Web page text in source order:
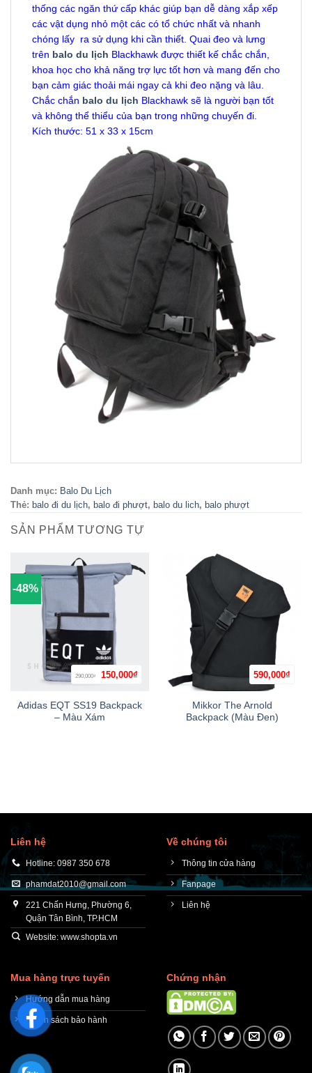
thống các ngăn thứ cấp khác giúp bạn dễ dàng xắp xếp
các vật dụng nhỏ một các có tổ chức nhất và nhanh
chóng lấy ra sử dụng khi cần thiết. Quai đeo và lưng
trên balo du lịch Blackhawk được thiết kế chắc chắn,
khoa học cho khả năng trợ lực tốt hơn và mang đến cho
bạn cảm giác thoải mái ngay cả khi đeo nặng và lâu.
Chắc chắn balo du lịch Blackhawk sẽ là người bạn tốt
và không thể thiểu của bạn trong những chuyến đi.
Kích thước: 51 x 33 x 15cm
Danh mục: Balo Du Lịch
Thẻ: balo đi du lịch, balo đi phượt, balo du lich, balo phượt
SẢN PHẨM TƯƠNG TỰ
-48%
290,000₫
Giá
290,000₫.
150,000₫
là:
150,000₫.
Adidas EQT SS19 Backpack
– Màu Xám
590,000₫
Mikkor The Arnold
Backpack (Màu Đen)
Liên hệ
Hotline: 0987 350 678
phamdat2010@gmail.com
221 Chấn Hưng, Phường 6,
Quận Tân Bình, TP.HCM
Website: www.shopta.vn
Về chúng tôi
Thông tin cửa hàng
Fanpage
Liên hệ
Mua hàng trực tuyến
Hướng dẫn mua hàng
Chính sách bảo hành
Chứng nhận